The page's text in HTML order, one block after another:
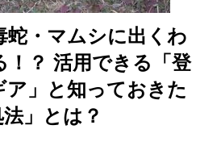
蛇・マムシに出くわ
！？ 活用できる「登
」と知っておきた
」とは？